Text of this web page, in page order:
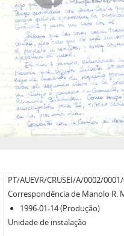
PT/AUEVR/CRUSEI/A/0002/
Correspondência de Manolo R.
1996-01-14 (Produção)
Unidade de instalação